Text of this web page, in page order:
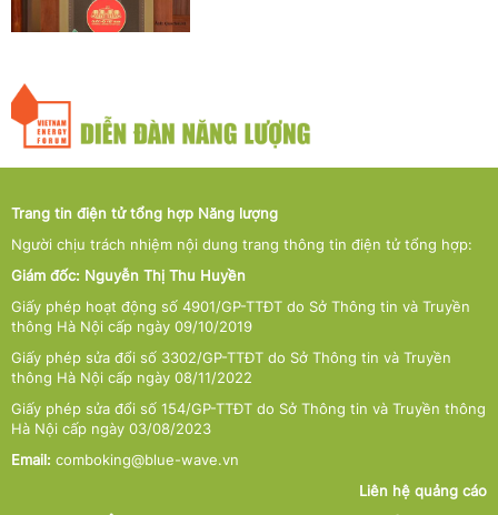
Trang tin điện tử tổng hợp Năng lượng
Người chịu trách nhiệm nội dung trang thông tin điện tử tổng hợp:
Giám đốc: Nguyễn Thị Thu Huyền
Giấy phép hoạt động số 4901/GP-TTĐT do Sở Thông tin và Truyền
thông Hà Nội cấp ngày 09/10/2019
Giấy phép sửa đổi số 3302/GP-TTĐT do Sở Thông tin và Truyền
thông Hà Nội cấp ngày 08/11/2022
Giấy phép sửa đổi số 154/GP-TTĐT do Sở Thông tin và Truyền thông
Hà Nội cấp ngày 03/08/2023
Email: comboking@blue-wave.vn
Liên hệ quảng cáo